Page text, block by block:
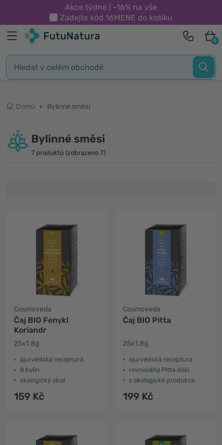
Akce týdne | -16% na vše
Zadejte kód 16MENE do košíku
0
Domů Bylinné směsi
Bylinné směsi
7 produktů (zobrazeno 7)
Cosmoveda
Čaj BIO Fenykl
Koriandr
25x1.8g
ajurvédská receptura
8 bylin
ekologický obal
159 Kč
Cosmoveda
Čaj BIO Pitta
25x1.8g
ajurvédská receptura
rovnováha Pitta dóši
z ekologické produkce
199 Kč